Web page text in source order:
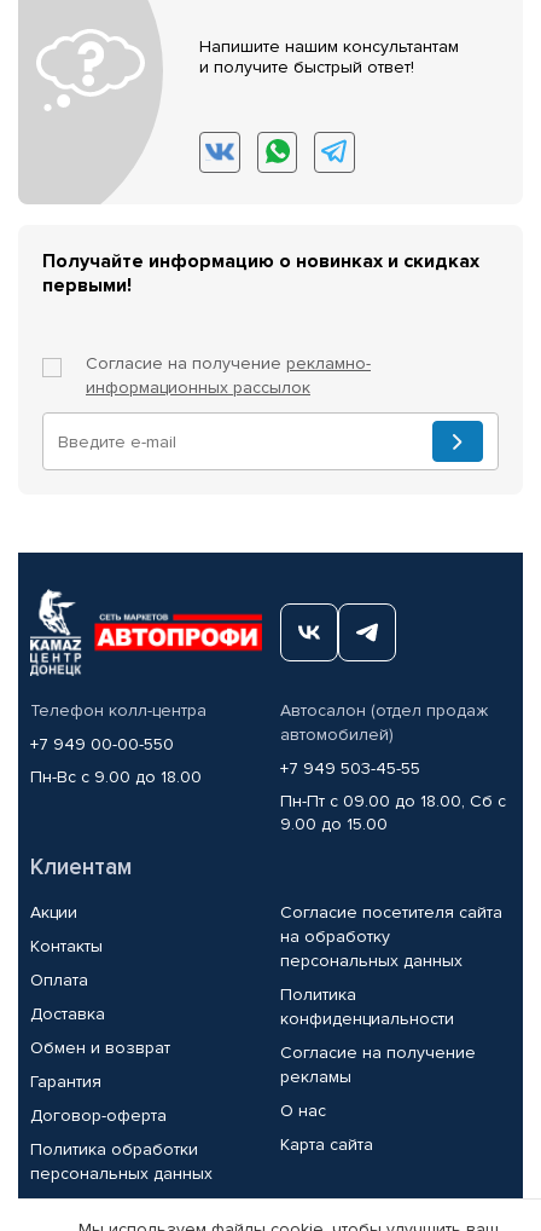
Напишите нашим консультантам
и получите быстрый ответ!
Получайте информацию о новинках и скидках
первыми!
Согласие на получение рекламно-
информационных рассылок
Телефон колл-центра
+7 949 00-00-550
Пн-Вс с 9.00 до 18.00
Автосалон (отдел продаж
автомобилей)
+7 949 503-45-55
Пн-Пт с 09.00 до 18.00, Сб с
9.00 до 15.00
Клиентам
Акции
Контакты
Оплата
Доставка
Обмен и возврат
Гарантия
Договор-оферта
Политика обработки
персональных данных
Согласие посетителя сайта
на обработку
персональных данных
Политика
конфиденциальности
Согласие на получение
рекламы
О нас
Карта сайта